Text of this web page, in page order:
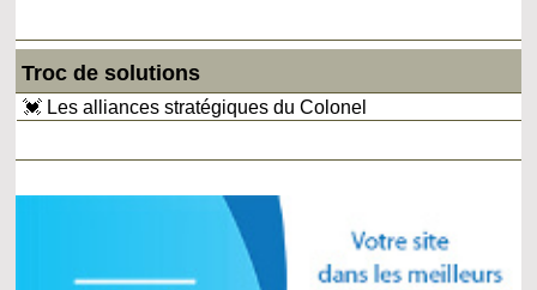
Troc de solutions
💓 Les alliances stratégiques du Colonel